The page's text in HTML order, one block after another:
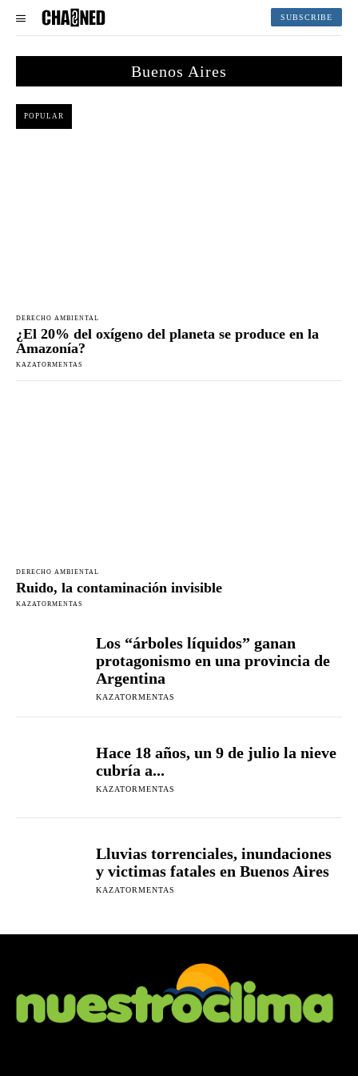
SUBSCRIBE
Buenos Aires
POPULAR
DERECHO AMBIENTAL
¿El 20% del oxígeno del planeta se produce en la
Amazonía?
KAZATORMENTAS
DERECHO AMBIENTAL
Ruido, la contaminación invisible
KAZATORMENTAS
Los “árboles líquidos” ganan
protagonismo en una provincia de
Argentina
KAZATORMENTAS
Hace 18 años, un 9 de julio la nieve
cubría a...
KAZATORMENTAS
Lluvias torrenciales, inundaciones
y victimas fatales en Buenos Aires
KAZATORMENTAS